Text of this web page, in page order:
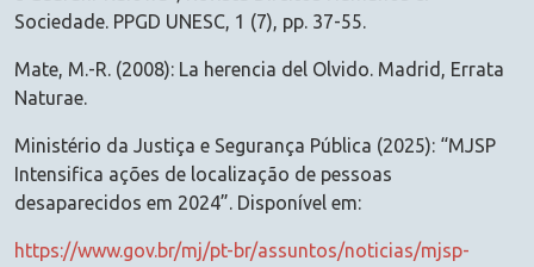
Sociedade. PPGD UNESC, 1 (7), pp. 37-55.
Mate, M.-R. (2008): La herencia del Olvido. Madrid, Errata
Naturae.
Ministério da Justiça e Segurança Pública (2025): “MJSP
Intensifica ações de localização de pessoas
desaparecidos em 2024”. Disponível em:
https://www.gov.br/mj/pt-br/assuntos/noticias/mjsp-